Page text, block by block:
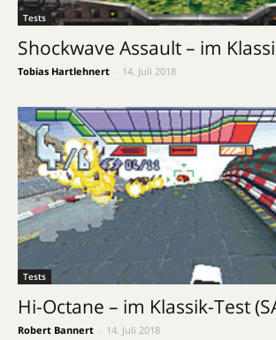
Tests
Shockwave Assault – im
Tobias Hartlehnert 14. Juli 2018
Tests
Hi-Octane – im Klassik-Test
Robert Bannert 14. Juli 2018